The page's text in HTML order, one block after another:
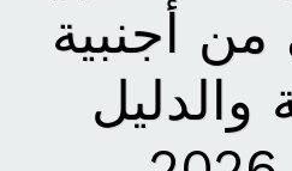
أجنبية
والدليل